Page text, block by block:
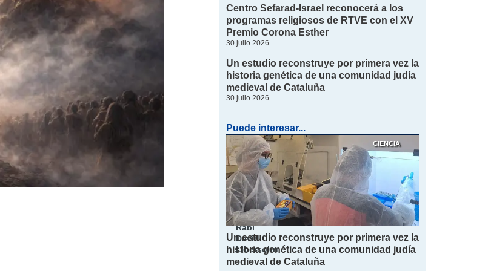
Rabi
David
Libersohn
Centro Sefarad-Israel reconocerá a los
programas religiosos de RTVE con el XV
Premio Corona Esther
30 julio 2026
Un estudio reconstruye por primera vez la
historia genética de una comunidad judía
medieval de Cataluña
30 julio 2026
Puede interesar...
CIENCIA
Un estudio reconstruye por primera vez la
historia genética de una comunidad judía
medieval de Cataluña